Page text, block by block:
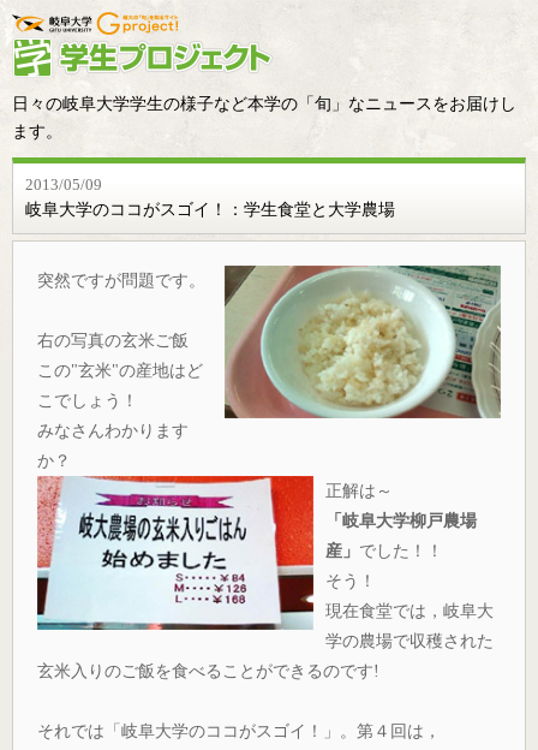
日々の岐阜大学学生の様子など本学の「旬」なニュースをお届けし
ます。
2013/05/09
岐阜大学のココがスゴイ！：学生食堂と大学農場
突然ですが問題です。
右の写真の玄米ご飯
この"玄米"の産地はど
こでしょう！
みなさんわかります
か？
正解は～
「岐阜大学柳戸農場
産」 でした！！
そう！
現在食堂では，岐阜大
学の農場で収穫された
玄米入りのご飯を食べることができるのです!
それでは「岐阜大学のココがスゴイ！」。第４回は，